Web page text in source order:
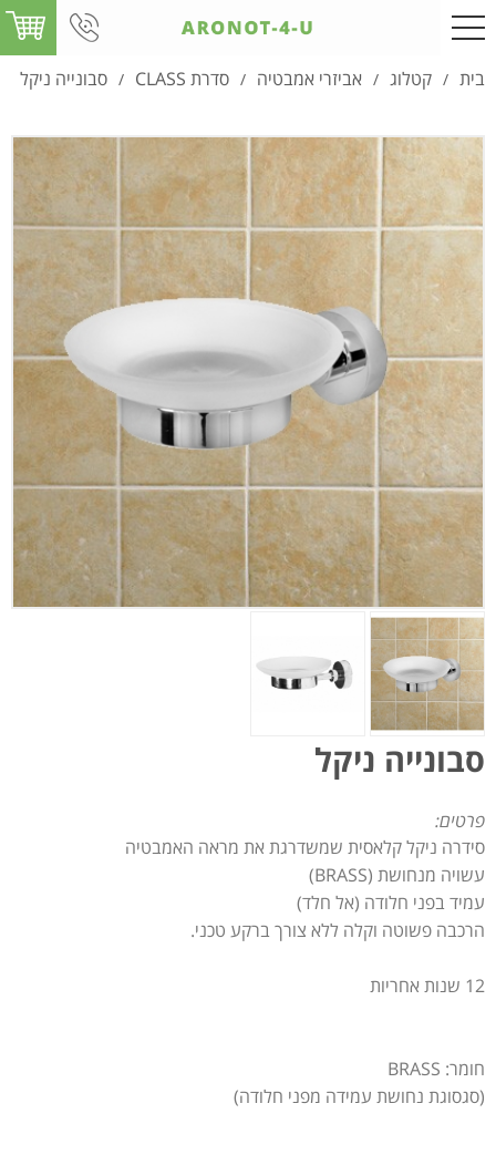
בית / קטלוג / אביזרי אמבטיה / סדרת CLASS / סבונייה ניקל
סבונייה ניקל
פרטים:
סידרה ניקל קלאסית שמשדרגת את מראה האמבטיה
עשויה מנחושת (BRASS)
עמיד בפני חלודה (אל חלד)
הרכבה פשוטה וקלה ללא צורך ברקע טכני.
12 שנות אחריות
חומר: BRASS
(סגסוגת נחושת עמידה מפני חלודה)